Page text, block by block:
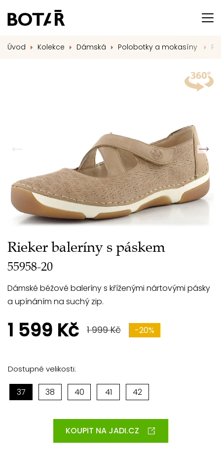
Úvod Kolekce Dámská Polobotky a mokasíny
Rieker baleríny s páskem
55958-20
Dámské béžové baleríny s kříženými nártovými pásky
a upínáním na suchý zip.
1 599 Kč 1 999 Kč -20%
Dostupné velikosti:
37 38 40 41 42
KOUPIT NA JADI.CZ